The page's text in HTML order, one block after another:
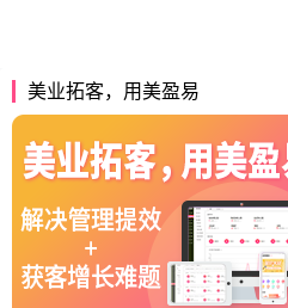
美业拓客，用美盈易